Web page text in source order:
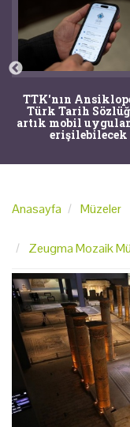
TTK'nın
Türk Tarih
artık mobil
erişilebilecek
Anasayfa Müzeler
Zeugma Mozaik